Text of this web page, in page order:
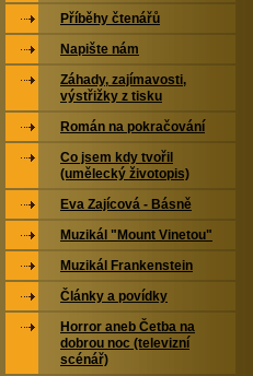
Příběhy čtenářů
Napište nám
Záhady, zajímavosti,
výstřižky z tisku
Román na pokračování
Co jsem kdy tvořil
(umělecký životopis)
Eva Zajícová - Básně
Muzikál "Mount Vinetou"
Muzikál Frankenstein
Články a povídky
Horror aneb Četba na
dobrou noc (televizní
scénář)